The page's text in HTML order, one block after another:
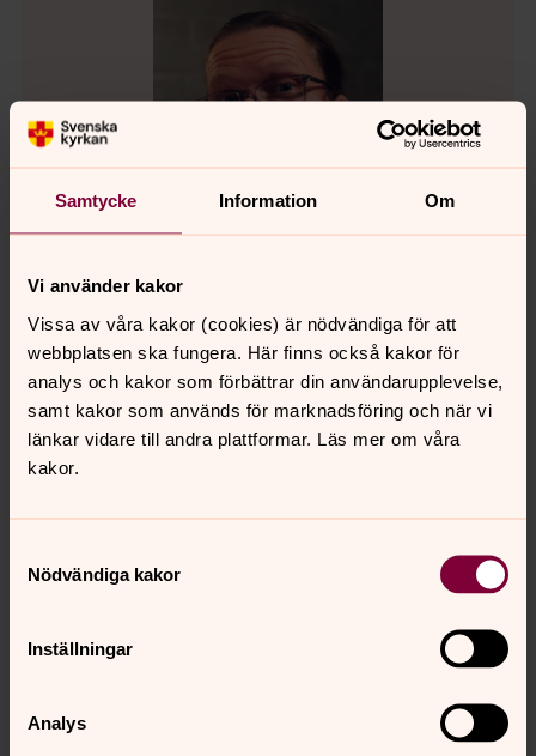
Samtycke Information Om
Vi använder kakor
Vissa av våra kakor (cookies) är nödvändiga för att
webbplatsen ska fungera. Här finns också kakor för
analys och kakor som förbättrar din användarupplevelse,
samt kakor som används för marknadsföring och när vi
länkar vidare till andra plattformar. Läs mer om våra
kakor.
Nödvändiga kakor
Inställningar
Analys
Reine Bäck
Präst, Lysekils pastorat
Direkt: 0523-293221
E-post:reine.back@svenskakyrkan.se
innehåll?
Dela